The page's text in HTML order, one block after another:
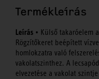
Termékleírás
Leírás • Külső takaróelem
Rögzítőkeret beépített
homlokzatra való
vakolatszinthez. A
elvezetése a vakolat